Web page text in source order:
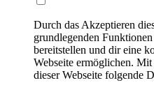
Durch das Akzeptieren
grundlegenden
bereitstellen und dir eine
Webseite ermöglichen.
dieser Webseite folgende